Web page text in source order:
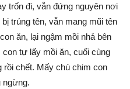
trốn đi, vẫn đứng nguyên nơi
trúng tên, vẫn mang mũi tên
ăn, lại ngậm mồi nhả bên
tự lấy mồi ăn, cuối cùng
rồi chết. Mấy chú chim con
ngừng.